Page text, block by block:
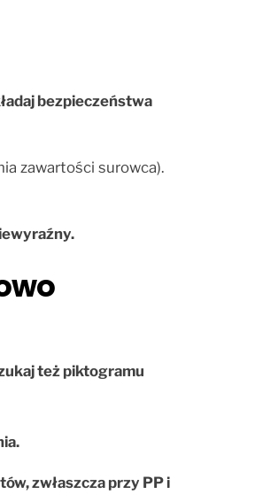
bezpieczeństwa
zawartości surowca).
też piktogramu
zwłaszcza przy PP i